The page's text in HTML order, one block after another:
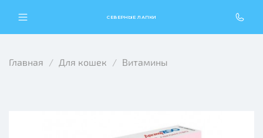
СЕВЕРНЫЕ ЛАПКИ
Главная Для кошек Витамины